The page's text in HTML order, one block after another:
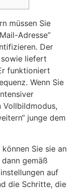
müssen Sie
Adresse”
Der
liefert
funktioniert
Wenn Sie
Vollbildmodus,
junge dem
Sie sie an
gemäß
auf
die Schritte, die